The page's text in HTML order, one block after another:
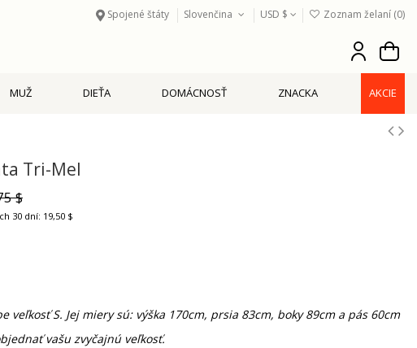
Spojené štáty Slovenčina USD $ Zoznam želaní (0)
MUŽ DIEŤA DOMÁCNOSŤ ZNACKA AKCIE
Tri-Mel
$
30 dní: 19,50 $
veľkosť S. Jej miery sú: výška 170cm, prsia 83cm, boky 89cm a pás 60cm
vašu zvyčajnú veľkosť.